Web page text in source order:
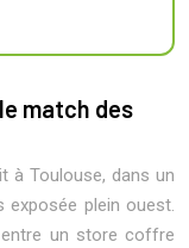
match des
à Toulouse, dans un
exposée plein ouest.
un store coffre